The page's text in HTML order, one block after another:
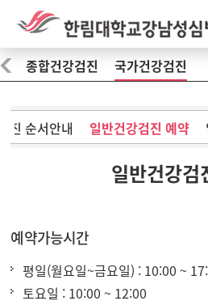
종합건강검진 국가건강검진
진 순서안내 일반건강검진 예약
일반건강검
예약가능시간
평일(월요일~금요일) : 10:00 ~
토요일 : 10:00 ~ 12:00